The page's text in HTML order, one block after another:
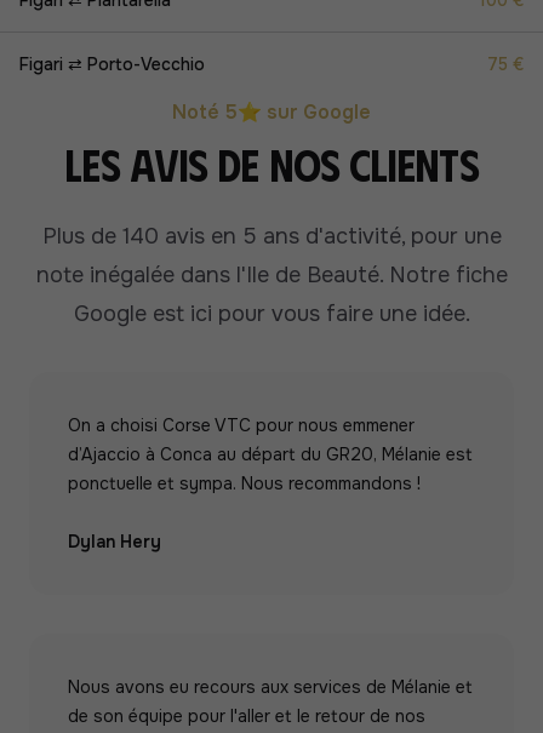
Figari ⇄ Porto-Vecchio 75 €
Noté 5⭐ sur Google
Les avis de nos clients
Plus de 140 avis en 5 ans d'activité, pour une
note inégalée dans l'Ile de Beauté. Notre fiche
Google est ici pour vous faire une idée.
On a choisi Corse VTC pour nous emmener
d’Ajaccio à Conca au départ du GR20, Mélanie est
ponctuelle et sympa. Nous recommandons !
Dylan Hery
Nous avons eu recours aux services de Mélanie et
de son équipe pour l'aller et le retour de nos